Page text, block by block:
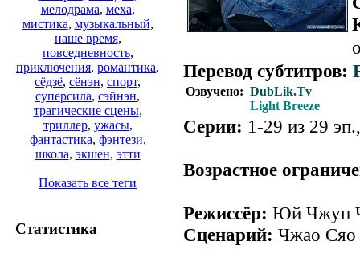
мелодрама, меха,
мистика, музыкальный,
наше время,
повседневность,
приключения, романтика,
сёдзё, сёнэн, спорт,
суперсила, сэйнэн,
трагические сцены,
триллер, ужасы,
фантастика, фэнтези,
школа, экшен, этти
Показать все теги
Статистика
Перевод субтитров:
Озвучено: DubLik.Tv
Light Breeze
Серии: 1-29 из 29
Возрастное
Режиссёр: Юй Чжун
Сценарий: Чжао Сяо